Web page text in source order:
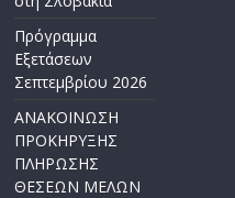
Πρόγραμμα
Εξετάσεων
Σεπτεμβρίου 2026
ΑΝΑΚΟΙΝΩΣΗ
ΠΡΟΚΗΡΥΞΗΣ
ΠΛΗΡΩΣΗΣ
ΘΕΣΕΩΝ ΜΕΛΩΝ